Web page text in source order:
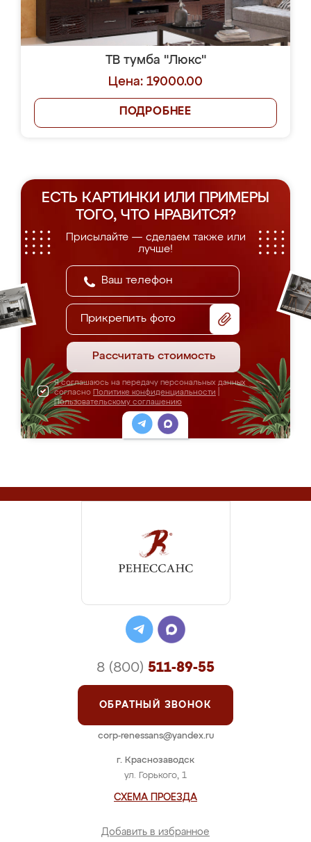
ТВ тумба "Люкс"
Цена: 19000.00
ПОДРОБНЕЕ
ЕСТЬ КАРТИНКИ ИЛИ ПРИМЕРЫ
ТОГО, ЧТО НРАВИТСЯ?
Присылайте — сделаем также или
лучше!
Прикрепить фото
Рассчитать стоимость
Я соглашаюсь на передачу персональных данных
согласно Политике конфиденциальности
Пользовательскому соглашению
г. Краснозаводск
ул. Горького, 1
СХЕМА ПРОЕЗДА
Добавить в избранное
8 (800) 511-89-55
ОБРАТНЫЙ ЗВОНОК
corp-renessans@yandex.ru